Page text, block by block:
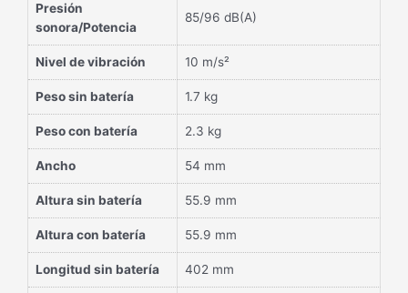
Presión
sonora/Potencia
85/96 dB(A)
Nivel de vibración 10 m/s²
Peso sin batería 1.7 kg
Peso con batería 2.3 kg
Ancho 54 mm
Altura sin batería 55.9 mm
Altura con batería 55.9 mm
Longitud sin batería 402 mm